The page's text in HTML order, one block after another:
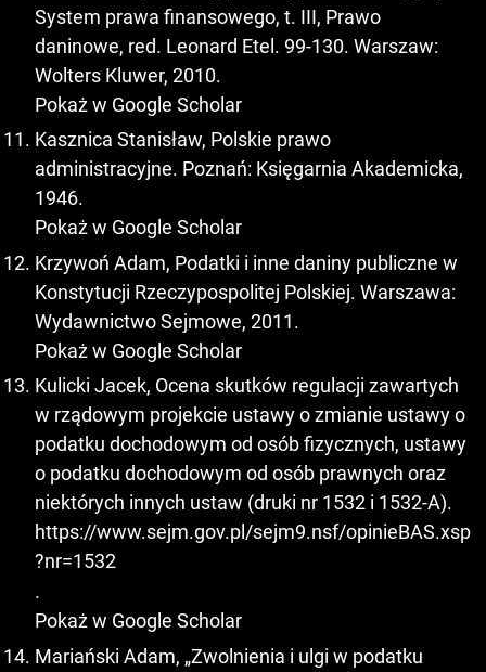
System prawa finansowego, t. III, Prawo
daninowe, red. Leonard Etel. 99-130. Warszaw:
Wolters Kluwer, 2010.
Pokaż w Google Scholar
Kasznica Stanisław, Polskie prawo
administracyjne. Poznań: Księgarnia Akademicka,
1946.
Pokaż w Google Scholar
Krzywoń Adam, Podatki i inne daniny publiczne w
Konstytucji Rzeczypospolitej Polskiej. Warszawa:
Wydawnictwo Sejmowe, 2011.
Pokaż w Google Scholar
Kulicki Jacek, Ocena skutków regulacji zawartych
w rządowym projekcie ustawy o zmianie ustawy o
podatku dochodowym od osób fizycznych, ustawy
o podatku dochodowym od osób prawnych oraz
niektórych innych ustaw (druki nr 1532 i 1532-A).
https://www.sejm.gov.pl/sejm9.nsf/opinieBAS.xsp
?nr=1532
.
Pokaż w Google Scholar
Mariański Adam, „Zwolnienia i ulgi w podatku